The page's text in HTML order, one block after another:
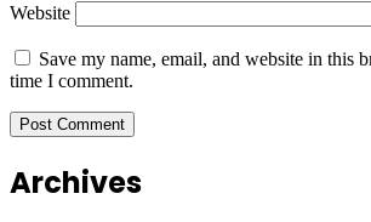
Website
Save my name, email, and website in this
time I comment.
Archives